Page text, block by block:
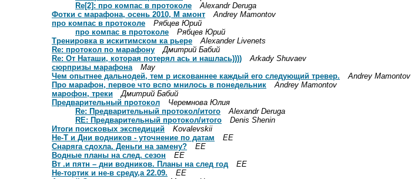
Re[2]: про компас в протоколе
Alexandr Deruga
Фотки с марафона, осень 2010, М амонт
Andrey Mamontov
про компас в протоколе
Рябцев Юрий
про компас в протоколе
Рябцев Юрий
Тренировка в искитимском ка рьере
Alexander Livenets
Re: протокол по марафону
Дмитрий Бабий
Re: От Наташи, которая потерял ась и нашлась))))
Arkady Shuvaev
сюрпризы марафона
May
Чем опытнее дальнодей, тем р искованнее каждый его следующий тревер.
Andrey Mamontov
Про марафон, первое что вспо мнилось в понедельник
Andrey Mamontov
марофон, треки
Дмитрий Бабий
Предварительный протокол
Черемнова Юлия
Re: Предварительный протокол/итого
Alexandr Deruga
RE: Предварительный протокол/итого
Denis Shenin
Итоги поисковых экспедиций
Kovalevskii
Не-Т и Дни водников - уточнение по датам
ЕЕ
Снаряга сдохла. Деньги на замену?
ЕЕ
Водные планы на след. сезон
ЕЕ
Вт .и пятн – дни водников. Планы на след год
ЕЕ
Не-тортик и не-в среду,а 22.09.
ЕЕ